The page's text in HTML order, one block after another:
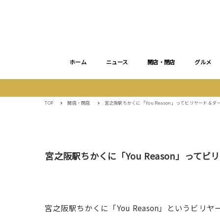
ホーム ニュース 開店・閉店 グルメ
TOP 開店・閉店 宮之阪駅ちかくに「You Reason」ってビリヤード＆ダ
宮之阪駅ちかくに「You Reason」ってビ
宮之阪駅ちかくに「You Reason」というビリヤ